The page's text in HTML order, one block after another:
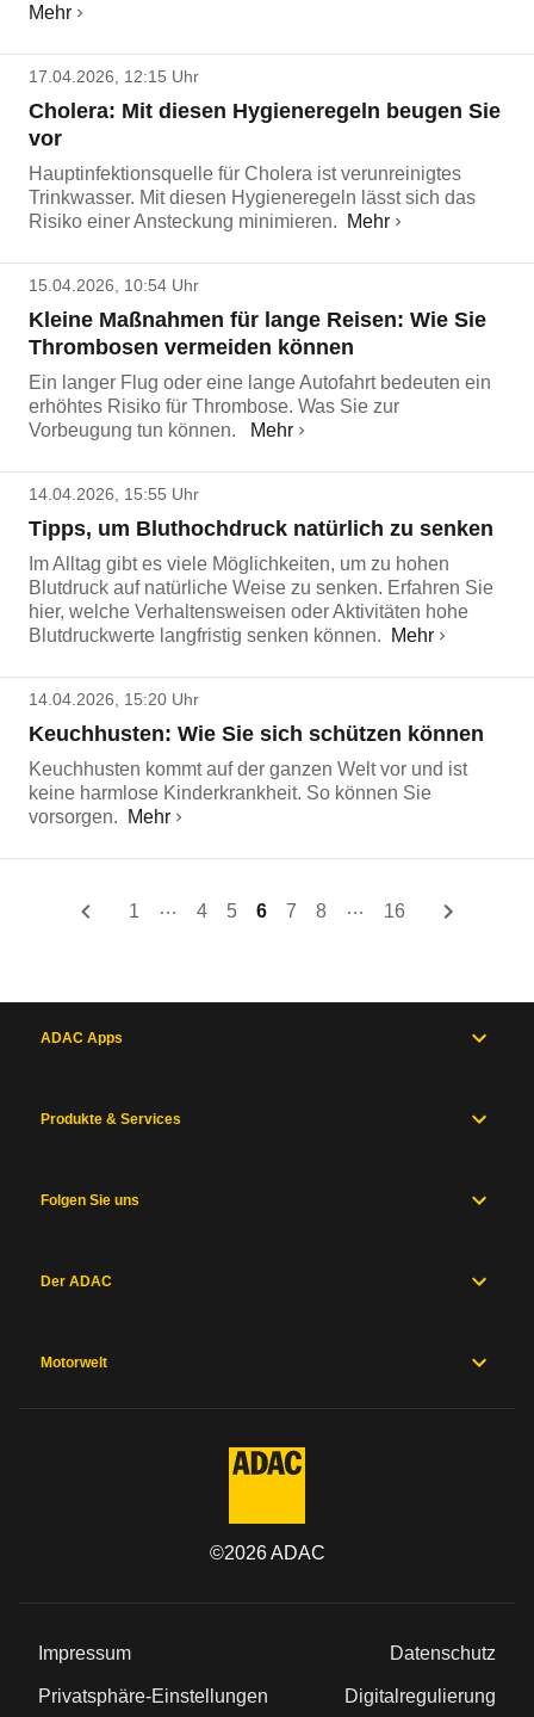
Mehr
17.04.2026, 12:15 Uhr
Cholera: Mit diesen Hygieneregeln beugen Sie
vor
Hauptinfektionsquelle für Cholera ist verunreinigtes
Trinkwasser. Mit diesen Hygieneregeln lässt sich das
Risiko einer Ansteckung minimieren.
Mehr
15.04.2026, 10:54 Uhr
Kleine Maßnahmen für lange Reisen: Wie Sie
Thrombosen vermeiden können
Ein langer Flug oder eine lange Autofahrt bedeuten ein
erhöhtes Risiko für Thrombose. Was Sie zur
Vorbeugung tun können.
Mehr
14.04.2026, 15:55 Uhr
Tipps, um Bluthochdruck natürlich zu senken
Im Alltag gibt es viele Möglichkeiten, um zu hohen
Blutdruck auf natürliche Weise zu senken. Erfahren Sie
hier, welche Verhaltensweisen oder Aktivitäten hohe
Blutdruckwerte langfristig senken können.
Mehr
14.04.2026, 15:20 Uhr
Keuchhusten: Wie Sie sich schützen können
Keuchhusten kommt auf der ganzen Welt vor und ist
keine harmlose Kinderkrankheit. So können Sie
vorsorgen.
Mehr
1 … 4 5 6 7 8 … 16
ADAC Apps
Produkte & Services
Folgen Sie uns
Der ADAC
Motorwelt
©2026ADAC
Impressum Datenschutz
Privatsphäre-Einstellungen Digitalregulierung